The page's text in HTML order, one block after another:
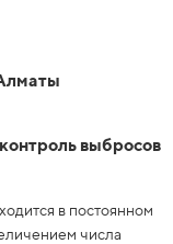
выбросов
в постоянном
числа